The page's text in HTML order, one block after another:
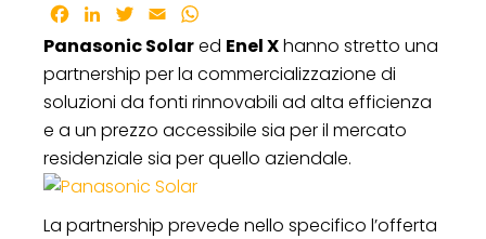
Facebook
LinkedInTwitter
Email
Panasonic Solared Enel Xhanno stretto una
partnership per la commercializzazione di
soluzioni da fonti rinnovabili ad alta efficienza
e a un prezzo accessibile sia per il mercato
residenziale sia per quello aziendale.
La partnership prevede nello specifico l’offerta